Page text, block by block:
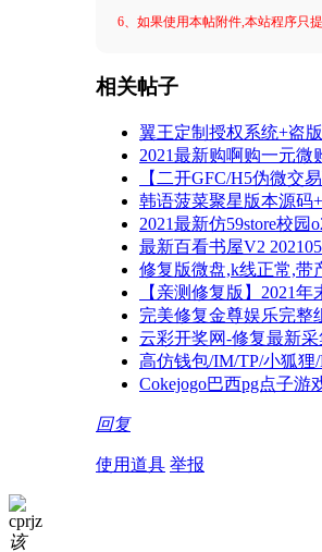
6、如果使用本帖附件,本站程序只
相关帖子
翼王定制授权系统+盗
2021最新购啊购一元
【二开GFC/H5伪微交
韩语菠菜聚星版本源码
2021最新仿59store校
最新百看书屋V2
修复版微盘,k线正常,带
【亲测修复版】2021
完美修复金尊娱乐完整
云彩开奖网-修复最新采
高仿钱包/IM/TP/小狐
Cokejogo巴西pg点子游
回复
使用道具 举报
cprjz
该